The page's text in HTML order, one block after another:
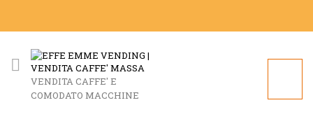
VENDITA CAFFE' E
COMODATO MACCHINE